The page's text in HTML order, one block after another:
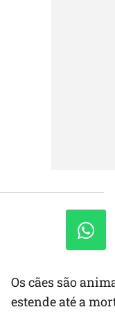
Os cães são
estende até a